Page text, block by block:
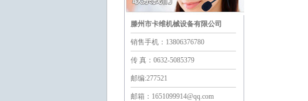
滕州市卡维机械设备有限公司
销售手机：13806376780
传 真：0632-5085379
邮编:277521
邮箱：1651099914@qq.com